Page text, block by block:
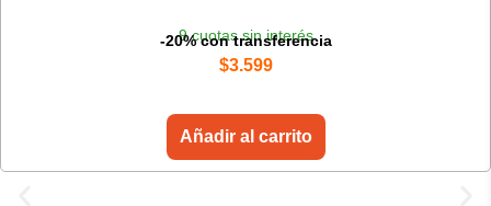
9 cuotas sin interés
-20% con transferencia
$3.599
Añadir al carrito